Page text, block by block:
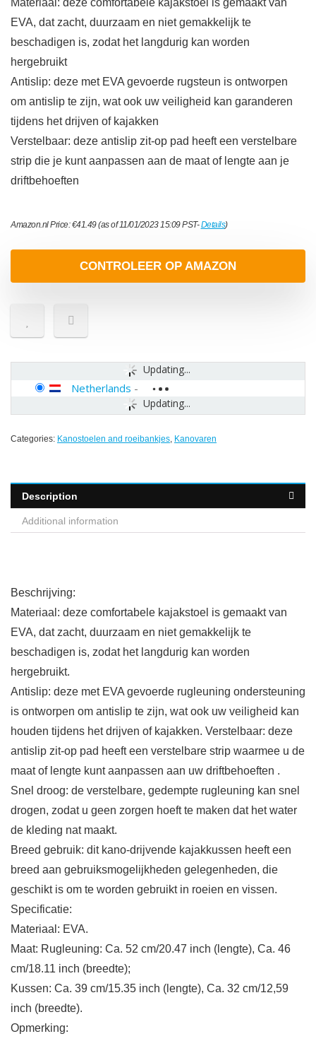
Materiaal: deze comfortabele kajakstoel is gemaakt van
EVA, dat zacht, duurzaam en niet gemakkelijk te
beschadigen is, zodat het langdurig kan worden
hergebruikt
Antislip: deze met EVA gevoerde rugsteun is ontworpen
om antislip te zijn, wat ook uw veiligheid kan garanderen
tijdens het drijven of kajakken
Verstelbaar: deze antislip zit-op pad heeft een verstelbare
strip die je kunt aanpassen aan de maat of lengte aan je
driftbehoeften
Amazon.nl Price:€41.49(as of 11/01/2023 15:09 PST-Details)
CONTROLEER OP AMAZON
Updating...
Updating...
Netherlands -
Categories: Kanostoelen and roeibankjes, Kanovaren
Description
Additional information
Beschrijving:
Materiaal: deze comfortabele kajakstoel is gemaakt van
EVA, dat zacht, duurzaam en niet gemakkelijk te
beschadigen is, zodat het langdurig kan worden
hergebruikt.
Antislip: deze met EVA gevoerde rugleuning ondersteuning
is ontworpen om antislip te zijn, wat ook uw veiligheid kan
houden tijdens het drijven of kajakken. Verstelbaar: deze
antislip zit-op pad heeft een verstelbare strip waarmee u de
maat of lengte kunt aanpassen aan uw driftbehoeften .
Snel droog: de verstelbare, gedempte rugleuning kan snel
drogen, zodat u geen zorgen hoeft te maken dat het water
de kleding nat maakt.
Breed gebruik: dit kano-drijvende kajakkussen heeft een
breed aan gebruiksmogelijkheden gelegenheden, die
geschikt is om te worden gebruikt in roeien en vissen.
Specificatie:
Materiaal: EVA.
Maat: Rugleuning: Ca. 52 cm/20.47 inch (lengte), Ca. 46
cm/18.11 inch (breedte);
Kussen: Ca. 39 cm/15.35 inch (lengte), Ca. 32 cm/12,59
inch (breedte).
Opmerking: